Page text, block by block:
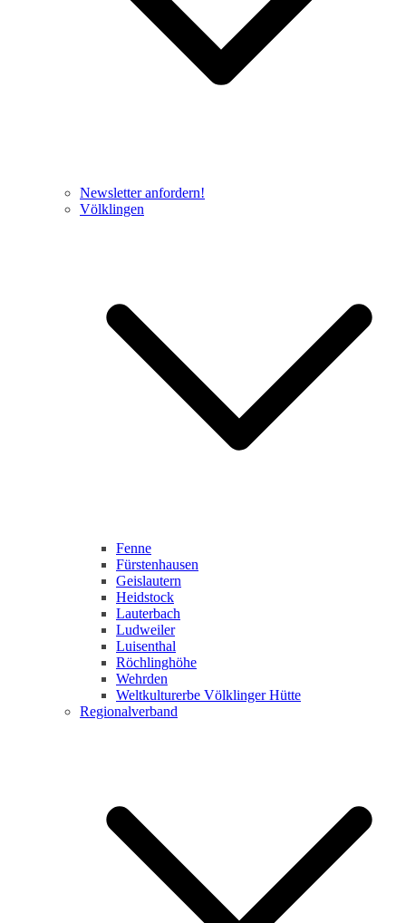
Newsletter anfordern!
Völklingen
Fenne
Fürstenhausen
Geislautern
Heidstock
Lauterbach
Ludweiler
Luisenthal
Röchlinghöhe
Wehrden
Weltkulturerbe Völklinger Hütte
Regionalverband